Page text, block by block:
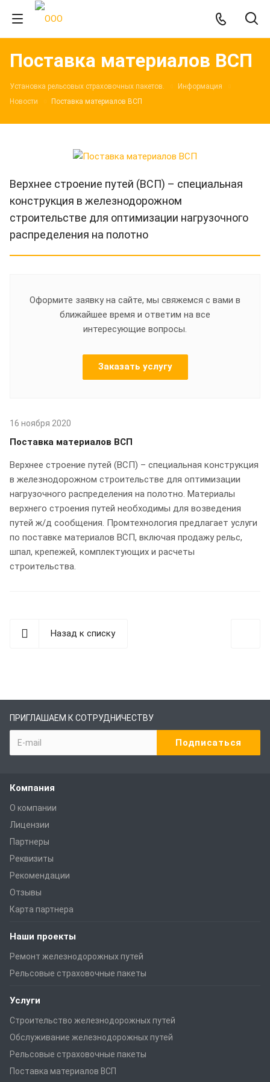
Поставка материалов ВСП
Установка рельсовых страховочных пакетов.
Информация
Новости
Поставка материалов ВСП
Верхнее строение путей (ВСП) – специальная
конструкция в железнодорожном
строительстве для оптимизации нагрузочного
распределения на полотно
Оформите заявку на сайте, мы свяжемся с вами в
ближайшее время и ответим на все
интересующие вопросы.
Заказать услугу
16 ноября 2020
Поставка материалов ВСП
Верхнее строение путей (ВСП) – специальная конструкция
в железнодорожном строительстве для оптимизации
нагрузочного распределения на полотно. Материалы
верхнего строения путей необходимы для возведения
путей ж/д сообщения. Промтехнология предлагает услуги
по поставке материалов ВСП, включая продажу рельс,
шпал, крепежей, комплектующих и расчеты
строительства.
Назад к списку
ПРИГЛАШАЕМ К СОТРУДНИЧЕСТВУ
Компания
О компании
Лицензии
Партнеры
Реквизиты
Рекомендации
Отзывы
Карта партнера
Наши проекты
Ремонт железнодорожных путей
Рельсовые страховочные пакеты
Услуги
Строительство железнодорожных путей
Обслуживание железнодорожных путей
Рельсовые страховочные пакеты
Поставка материалов ВСП